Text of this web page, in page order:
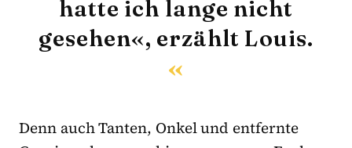
hatte ich lange nicht
gesehen«, erzählt Louis.
Denn auch Tanten, Onkel und entfernte